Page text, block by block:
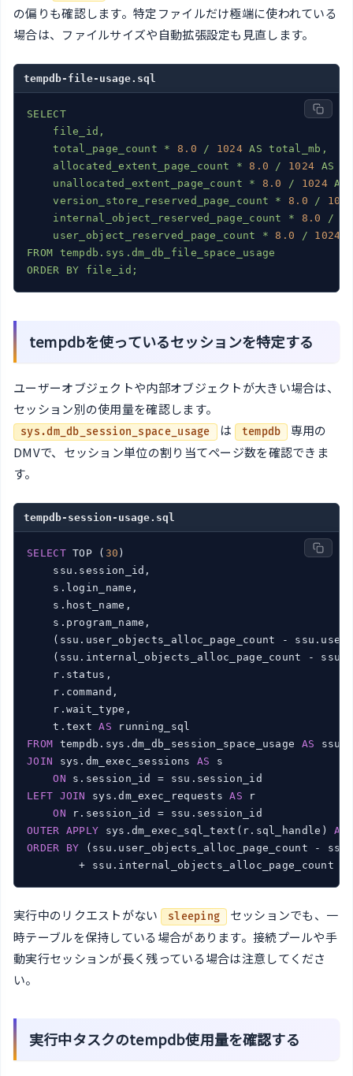
の偏りも確認します。特定ファイルだけ極端に使われている
場合は、ファイルサイズや自動拡張設定も見直します。
tempdb-file-usage.sql
SELECT
file_id,
total_page_count
* 8.0 / 1024 AS
total_mb,
allocated_extent_page_count
* 8.0 / 1024 AS
unallocated_extent_page_count
* 8.0 / 1024 AS
version_store_reserved_page_count
* 8.0 /
internal_object_reserved_page_count
* 8.0 /
user_object_reserved_page_count
* 8.0 / 1024
FROM tempdb.sys.dm_db_file_space_usage
ORDER
BY file_id;
tempdbを使っているセッションを特定する
ユーザーオブジェクトや内部オブジェクトが大きい場合は、
セッション別の使用量を確認します。
sys.dm_db_session_space_usage は tempdb
専用の
DMVで、セッション単位の割り当てページ数を確認できま
す。
tempdb-session-usage.sql
SELECT TOP ( 30 )
    ssu.session_id,
    s.login_name,
    s.host_name,
    s.program_name,
(ssu.user_objects_alloc_page_count -
(ssu.internal_objects_alloc_page_count -
    r.status,
    r.command,
    r.wait_type,
    t.text
AS
FROM tempdb.sys.dm_db_session_space_usage AS
JOIN sys.dm_exec_sessions AS s
ON
LEFT JOIN sys.dm_exec_requests AS r
ON
OUTER
APPLY sys.dm_exec_sql_text(r.sql_handle) AS
ORDER
BY (ssu.user_objects_alloc_page_count -
+ ssu.internal_objects_alloc_page_count
実行中のリクエストがない sleeping
セッションでも、一
時テーブルを保持している場合があります。接続プールや手
動実行セッションが長く残っている場合は注意してくださ
い。
実行中タスクのtempdb使用量を確認する